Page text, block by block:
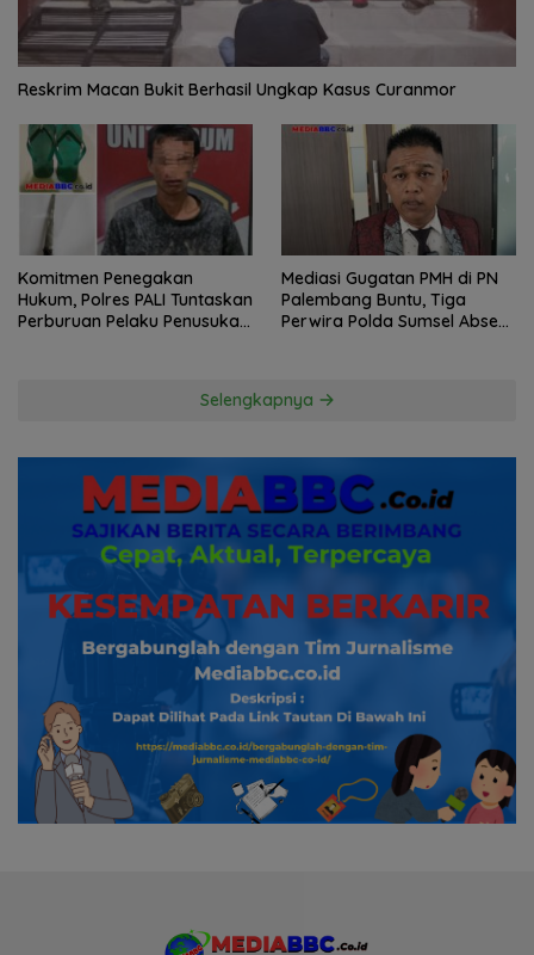
Reskrim Macan Bukit Berhasil Ungkap Kasus Curanmor
Komitmen Penegakan
Hukum, Polres PALI Tuntaskan
Perburuan Pelaku Penusukan
Mediasi Gugatan PMH di PN
Palembang Buntu, Tiga
Perwira Polda Sumsel Absen,
Selengkapnya